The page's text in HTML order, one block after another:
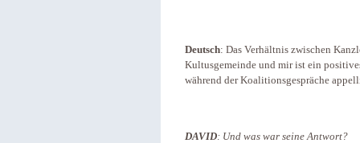
Deutsch: Das Verhältnis zwischen
Kultusgemeinde und mir ist ein
während der Koalitionsgespräche
DAVID: Und was war seine Antwort?